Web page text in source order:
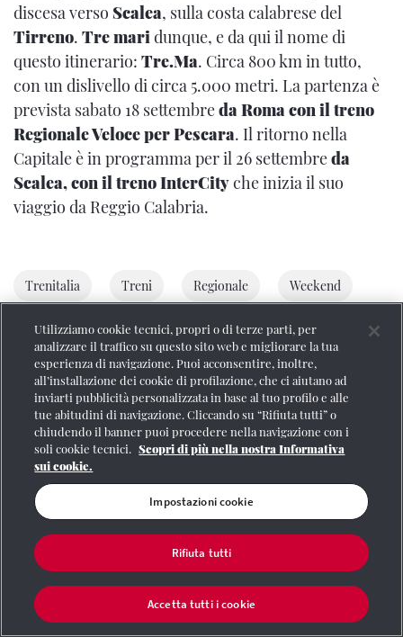
discesa verso Scalea, sulla costa calabrese del
Tirreno. Tre mari dunque, e da qui il nome di
questo itinerario: Tre.Ma. Circa 800 km in tutto,
con un dislivello di circa 5.000 metri. La partenza è
prevista sabato 18 settembreda Roma con il treno
Regionale Veloce per Pescara. Il ritorno nella
Capitale è in programma per il 26 settembreda
Scalea, con il treno InterCityche inizia il suo
viaggio da Reggio Calabria.
Trenitalia Treni Regionale Weekend
Green Turismo
Articoli correlati
Utilizziamo cookie tecnici, propri o di terze parti, per
analizzare il traffico su questo sito web e migliorare la tua
esperienza di navigazione. Puoi acconsentire, inoltre,
all’installazione dei cookie di profilazione, che ci aiutano ad
inviarti pubblicità personalizzata in base al tuo profilo e alle
tue abitudini di navigazione. Cliccando su “Rifiuta tutti” o
chiudendo il banner puoi procedere nella navigazione con i
soli cookie tecnici. Scopri di più nella nostra Informativa
sui cookie.
Impostazioni cookie
Rifiuta tutti
Accetta tutti i cookie